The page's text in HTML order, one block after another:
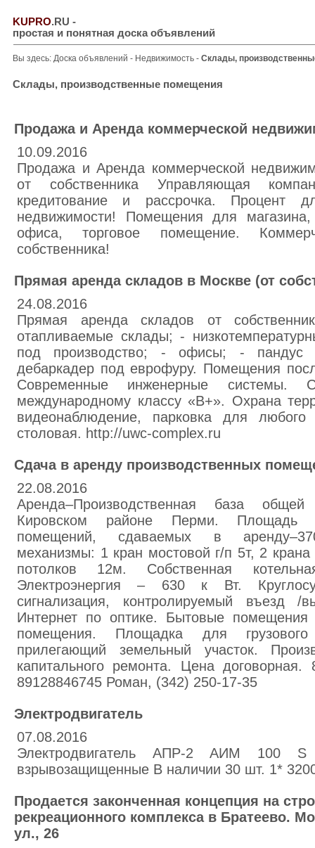
KUPRO.RU -
простая и понятная доска объявлений
Вы здесь: Доска объявлений - Недвижимость - Склады,
Склады, производственные помещения
Продажа и Аренда коммерческой
10.09.2016
Продажа и Аренда коммерческой
от собственника Управляющая
кредитование и рассрочка. Процент
недвижимости! Помещения для
офиса, торговое помещение.
собственника!
Прямая аренда складов в Москве (от
24.08.2016
Прямая аренда складов от
отапливаемые склады; -
под производство; - офисы; -
дебаркадер под еврофуру. Помещения
Современные инженерные системы.
международному классу «В+». Охрана
видеонаблюдение, парковка для
столовая. http://uwc-complex.ru
Сдача в аренду производственных
22.08.2016
Аренда–Производственная база
Кировском районе Перми. Площадь
помещений, сдаваемых в
механизмы: 1 кран мостовой г/п 5т, 2
потолков 12м. Собственная
Электроэнергия – 630 к Вт.
сигнализация, контролируемый въезд /
Интернет по оптике. Бытовые
помещения. Площадка для
прилегающий земельный участок.
капитального ремонта. Цена договорная.
89128846745 Роман, (342) 250-17-35
Электродвигатель
07.08.2016
Электродвигатель АПР-2 АИМ 100
взрывозащищенные В наличии 30 шт. 1*
Продается законченная концепция на
рекреационного комплекса в Братеево.
ул., 26